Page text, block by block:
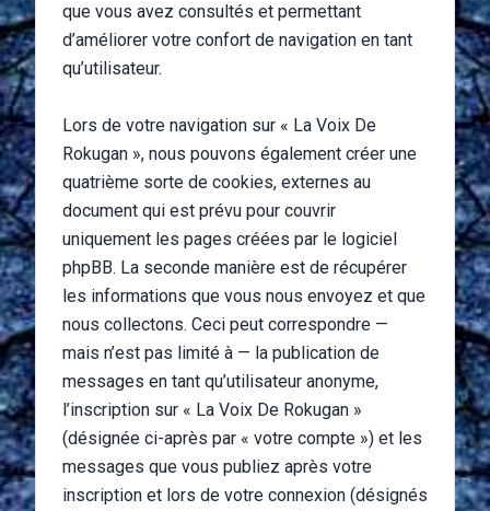
que vous avez consultés et permettant
d’améliorer votre confort de navigation en tant
qu’utilisateur.
Lors de votre navigation sur « La Voix De
Rokugan », nous pouvons également créer une
quatrième sorte de cookies, externes au
document qui est prévu pour couvrir
uniquement les pages créées par le logiciel
phpBB. La seconde manière est de récupérer
les informations que vous nous envoyez et que
nous collectons. Ceci peut correspondre —
mais n’est pas limité à — la publication de
messages en tant qu’utilisateur anonyme,
l’inscription sur « La Voix De Rokugan »
(désignée ci-après par « votre compte ») et les
messages que vous publiez après votre
inscription et lors de votre connexion (désignés